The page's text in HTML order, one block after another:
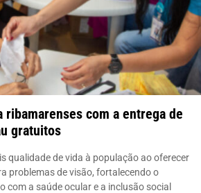
ribamarenses com a entrega de
gratuitos
qualidade de vida à população ao oferecer
problemas de visão, fortalecendo o
com a saúde ocular e a inclusão social